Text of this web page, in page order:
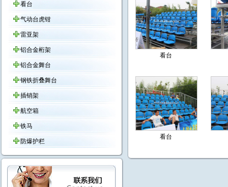
看台
气动台虎钳
雷亚架
铝合金桁架
铝合金舞台
钢铁折叠舞台
插销架
航空箱
铁马
防爆护栏
看台
看台